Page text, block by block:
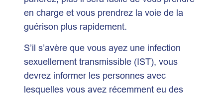
en charge et vous prendrez la voie de la
guérison plus rapidement.
S’il s’avère que vous ayez une infection
sexuellement transmissible (IST), vous
devrez informer les personnes avec
lesquelles vous avez récemment eu des